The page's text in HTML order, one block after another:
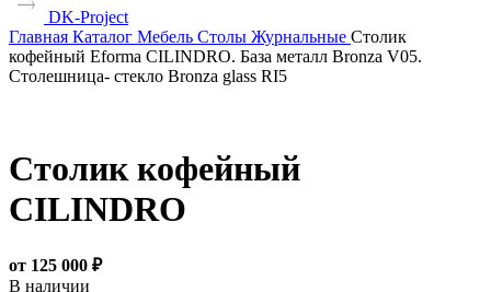
DK-Project
Главная Каталог Мебель Столы Журнальные Столик
кофейный Eforma CILINDRO. База металл Bronza V05.
Столешница- стекло Bronza glass RI5
Столик кофейный
CILINDRO
от 125 000 ₽
В наличии